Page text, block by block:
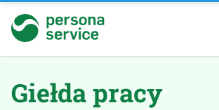
persona service
Giełda pracy